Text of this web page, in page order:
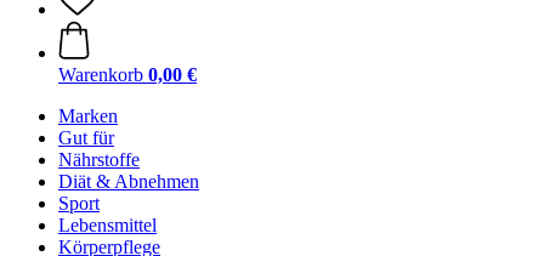
Warenkorb 0,00 €
Marken
Gut für
Nährstoffe
Diät & Abnehmen
Sport
Lebensmittel
Körperpflege